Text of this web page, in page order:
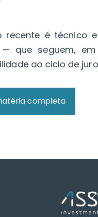
é técnico
que seguem,
ao ciclo de
completa